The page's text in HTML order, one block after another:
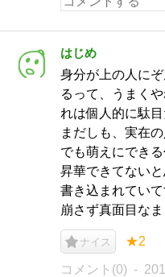
はじめ
身分が上の人に
るって、うまく
れは個人的に駄
まだしも、実在
でも萌えにでき
昇華できてない
書き込まれてい
崩さず真面目な
ナイス ★2
コメント(0)